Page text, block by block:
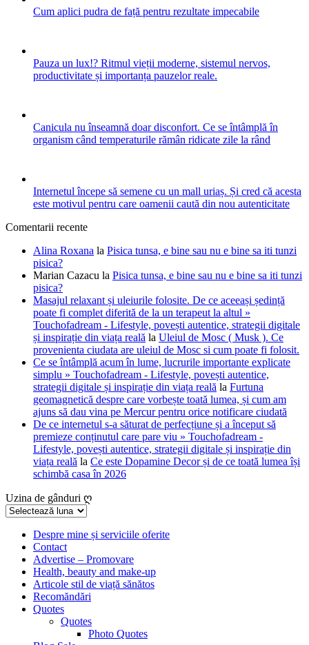
Cum aplici pudra de față pentru rezultate impecabile
Pauza un lux!? Ritmul vieții moderne, sistemul nervos,
productivitate și importanța pauzelor reale.
Canicula nu înseamnă doar disconfort. Ce se întâmplă în
organism când temperaturile rămân ridicate zile la rând
Internetul începe să semene cu un mall uriaș. Și cred că acesta
este motivul pentru care oamenii caută din nou autenticitate
Comentarii recente
Alina Roxana la Pisica tunsa, e bine sau nu e bine sa iti tunzi
pisica?
Marian Cazacu la Pisica tunsa, e bine sau nu e bine sa iti tunzi
pisica?
Masajul relaxant și uleiurile folosite. De ce aceeași ședință
poate fi complet diferită de la un terapeut la altul »
Touchofadream - Lifestyle, povești autentice, strategii digitale
și inspirație din viața reală la Uleiul de Mosc ( Musk ). Ce
provenienta ciudata are uleiul de Mosc si cum poate fi folosit.
Ce se întâmplă acum în lume, lucrurile importante explicate
simplu » Touchofadream - Lifestyle, povești autentice,
strategii digitale și inspirație din viața reală la Furtuna
geomagnetică despre care vorbește toată lumea, și cum am
ajuns să dau vina pe Mercur pentru orice notificare ciudată
De ce internetul s-a săturat de perfecțiune și a început să
premieze conținutul care pare viu » Touchofadream -
Lifestyle, povești autentice, strategii digitale și inspirație din
viața reală la Ce este Dopamine Decor și de ce toată lumea își
schimbă casa în 2026
Uzina de gânduri ღ
Uzina
gânduriDespre mine și serviciile oferite
Contact
Advertise – Promovare
Health, beauty and make-up
Articole stil de viață sănătos
Recomăndări
Quotes
Quotes
Photo Quotes